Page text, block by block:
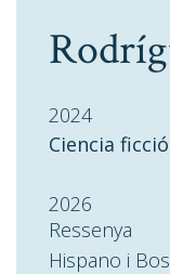
2024
Ciencia
2026
Ressenya
Hispano i